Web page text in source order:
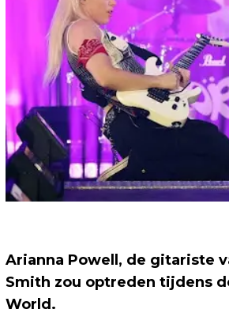
Arianna Powell, de gitariste
Smith zou optreden tijdens
World.